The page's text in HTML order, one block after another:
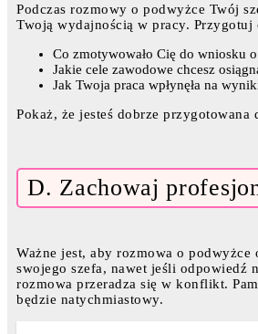
Podczas rozmowy o podwyżce Twój
Twoją wydajnością w pracy.
Co zmotywowało Cię do wniosku
Jakie cele zawodowe chcesz
Jak Twoja praca wpłynęła na
Pokaż, że jesteś dobrze
D. Zachowaj
Ważne jest, aby rozmowa o
swojego szefa, nawet jeśli
rozmowa przeradza się w konflikt.
będzie natychmiastowy.